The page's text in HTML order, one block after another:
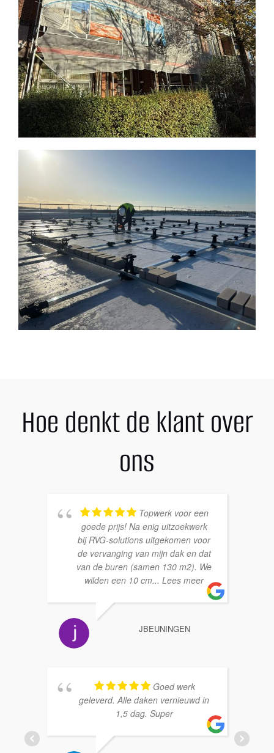
Hoe denkt de klant over
ons
Topwerk voor een
goede prijs! Na enig uitzoekwerk
bij RVG-solutions uitgekomen voor
de vervanging van mijn dak en dat
van de buren (samen 130 m2). We
wilden een 10 cm... Lees meer
JBEUNINGEN
Goed werk
geleverd. Alle daken vernieuwd in
1,5 dag. Super